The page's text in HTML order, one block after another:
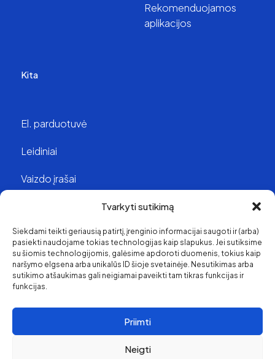
Tvarkyti sutikimą
Siekdami teikti geriausią patirtį, įrenginio informacijai saugoti ir (arba)
pasiekti naudojame tokias technologijas kaip slapukus. Jei sutiksime
su šiomis technologijomis, galėsime apdoroti duomenis, tokius kaip
naršymo elgsena arba unikalūs ID šioje svetainėje. Nesutikimas arba
sutikimo atšaukimas gali neigiamai paveikti tam tikras funkcijas ir
funkcijas.
Priimti
Neigti
Rekomenduojamos
aplikacijos
Kita
El. parduotuvė
Leidiniai
Vaizdo įrašai
Struktūra ir kontaktai
Apie mus
Svetainės medis